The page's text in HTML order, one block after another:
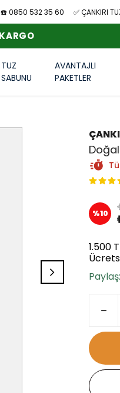
☎️ 0850 532 35 60 ✅ ÇANKIRI
TUZ
SABUNU
AVANTAJLI
PAKETLER
%10
1.500
Paylaş: